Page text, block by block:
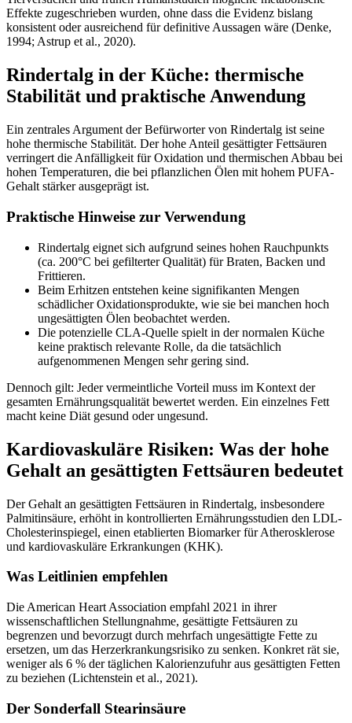
Effekte zugeschrieben wurden, ohne dass die Evidenz bislang
konsistent oder ausreichend für definitive Aussagen wäre (Denke,
1994; Astrup et al., 2020).
Rindertalg in der Küche: thermische
Stabilität und praktische Anwendung
Ein zentrales Argument der Befürworter von Rindertalg ist seine
hohe thermische Stabilität. Der hohe Anteil gesättigter Fettsäuren
verringert die Anfälligkeit für Oxidation und thermischen Abbau bei
hohen Temperaturen, die bei pflanzlichen Ölen mit hohem PUFA-
Gehalt stärker ausgeprägt ist.
Praktische Hinweise zur Verwendung
Rindertalg eignet sich aufgrund seines hohen Rauchpunkts
(ca. 200°C bei gefilterter Qualität) für Braten, Backen und
Frittieren.
Beim Erhitzen entstehen keine signifikanten Mengen
schädlicher Oxidationsprodukte, wie sie bei manchen hoch
ungesättigten Ölen beobachtet werden.
Die potenzielle CLA-Quelle spielt in der normalen Küche
keine praktisch relevante Rolle, da die tatsächlich
aufgenommenen Mengen sehr gering sind.
Dennoch gilt: Jeder vermeintliche Vorteil muss im Kontext der
gesamten Ernährungsqualität bewertet werden. Ein einzelnes Fett
macht keine Diät gesund oder ungesund.
Kardiovaskuläre Risiken: Was der hohe
Gehalt an gesättigten Fettsäuren bedeutet
Der Gehalt an gesättigten Fettsäuren in Rindertalg, insbesondere
Palmitinsäure, erhöht in kontrollierten Ernährungsstudien den LDL-
Cholesterinspiegel, einen etablierten Biomarker für Atherosklerose
und kardiovaskuläre Erkrankungen (KHK).
Was Leitlinien empfehlen
Die American Heart Association empfahl 2021 in ihrer
wissenschaftlichen Stellungnahme, gesättigte Fettsäuren zu
begrenzen und bevorzugt durch mehrfach ungesättigte Fette zu
ersetzen, um das Herzerkrankungsrisiko zu senken. Konkret rät sie,
weniger als 6 % der täglichen Kalorienzufuhr aus gesättigten Fetten
zu beziehen (Lichtenstein et al., 2021).
Der Sonderfall Stearinsäure